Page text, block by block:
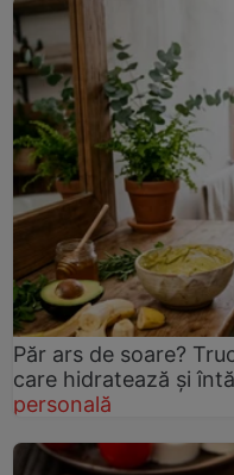
Păr ars de soare?
care hidratează și
personală